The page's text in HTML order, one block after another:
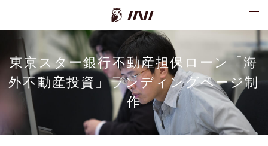
東京スター銀行不動産担保ローン「海
外不動産投資」ランディングページ制
作